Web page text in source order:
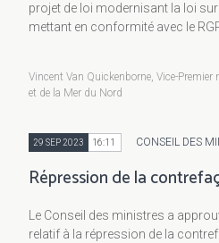
projet de loi modernisant la loi
mettant en conformité avec le
Vincent Van Quickenborne, Vice-
et de la Mer du Nord
29 SEP 2023 16:11 CONSEIL DES
Répression de la
Le Conseil des ministres a
relatif à la répression de la